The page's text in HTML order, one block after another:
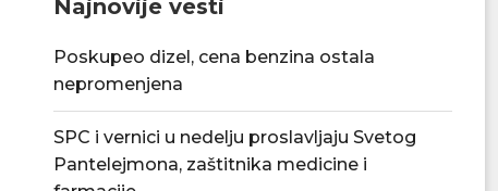
Najnovije vesti
Poskupeo dizel, cena benzina ostala
nepromenjena
SPC i vernici u nedelju proslavljaju Svetog
Pantelejmona, zaštitnika medicine i